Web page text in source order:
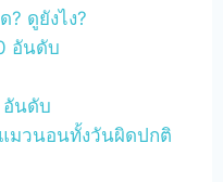
? ดูยังไง?
อันดับ
อันดับ
มวนอนทั้งวันผิดปกติ